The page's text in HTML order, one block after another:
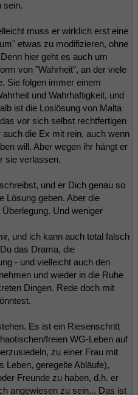
sein.
muss er wirklich erst eine
etwas zu modifizieren, ohne
hier geht es auch um
von "Wahrheit", an der viele
Sie folgen immer einem
und Wahrhaftigkeit, und
ist die Loslösung von Malta
vor sich selbst rechtfertigen
die Ex mit rein, auch wenn
will. Aber wegen ihr hängt er
sie verlassen.
und er Dich genau so
Lösung geben. Aber die
Und weniger
und ich kann auch total falsch
das Drama, die
- und vielleicht auch den
und wieder in die Ruhe
Dingen. Rede doch mit
Es ist ein Riesenschritt
freien WG-Leben auf
zu einer Frau mit
Leben, geregelte Abläufe),
Freunde zu haben, d.h. er
angewiesen zu sein... Das ist